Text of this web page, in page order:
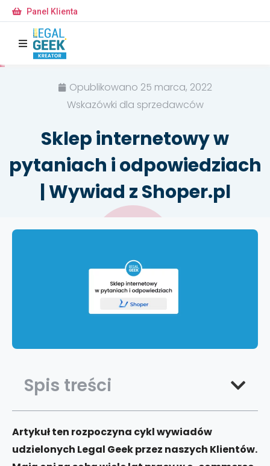
Panel Klienta
Opublikowano 25 marca, 2022
Wskazówki dla sprzedawców
Sklep internetowy w
pytaniach i odpowiedziach
| Wywiad z Shoper.pl
Spis treści
Artykuł ten rozpoczyna cykl wywiadów
udzielonych Legal Geek przez naszych Klientów.